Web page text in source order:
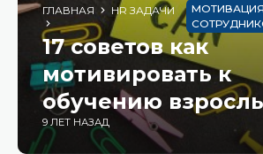
ГЛАВНАЯ HR ЗАДАЧИ
МОТИВАЦИЯ
17 советов как
мотивировать к
обучению
9 ЛЕТ НАЗАД